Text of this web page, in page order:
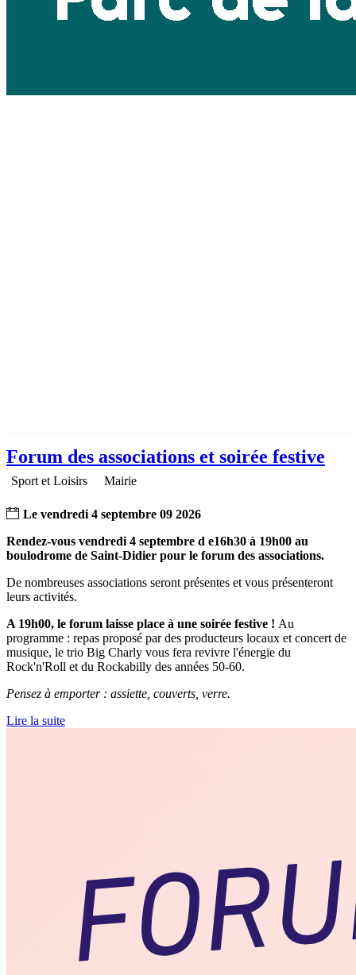
Forum des associations et soirée festive
Sport et Loisirs Mairie
Le vendredi 4 septembre 09 2026
Rendez-vous vendredi 4 septembre d e16h30 à 19h00 au
boulodrome de Saint-Didier pour le forum des associations.
De nombreuses associations seront présentes et vous présenteront
leurs activités.
A 19h00, le forum laisse place à une soirée festive ! Au
programme : repas proposé par des producteurs locaux et concert de
musique, le trio Big Charly vous fera revivre l'énergie du
Rock'n'Roll et du Rockabilly des années 50-60.
Pensez à emporter : assiette, couverts, verre.
Lire la suite